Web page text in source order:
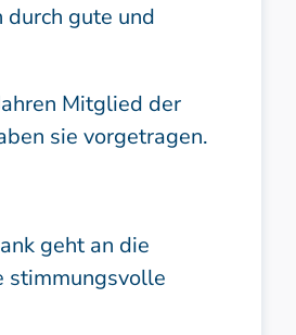
gute und
Mitglied der
sie vorgetragen.
geht an die
stimmungsvolle